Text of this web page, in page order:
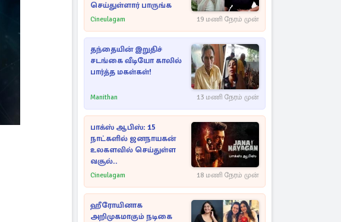
செய்துள்ளார் பாருங்க
Cineulagam 19 மணி நேரம் முன்
தந்தையின் இறுதிச்
சடங்கை வீடியோ காலில்
பார்த்த மகள்கள்!
Manithan 13 மணி நேரம் முன்
பாக்ஸ் ஆபிஸ்: 15
நாட்களில் ஜனநாயகன்
உலகளவில் செய்துள்ள
வசூல்..
Cineulagam 18 மணி நேரம் முன்
ஹீரோயினாக
அறிமுகமாகும் நடிகை